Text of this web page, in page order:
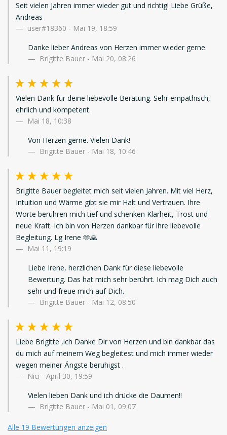
Seit vielen Jahren immer wieder gut und richtig! Liebe Grüße,
Andreas
user#18360 - Mai 19, 18:59
Danke lieber Andreas von Herzen immer wieder gerne.
Brigitte Bauer - Mai 20, 08:26
Vielen Dank für deine liebevolle Beratung. Sehr empathisch,
ehrlich und kompetent.
Mai 18, 10:38
Von Herzen gerne. Vielen Dank!
Brigitte Bauer - Mai 18, 10:46
Brigitte Bauer begleitet mich seit vielen Jahren. Mit viel Herz,
Intuition und Wärme gibt sie mir Halt und Vertrauen. Ihre
Worte berühren mich tief und schenken Klarheit, Trost und
neue Kraft. Ich bin von Herzen dankbar für ihre liebevolle
Begleitung. Lg Irene 🫶🙏
Mai 11, 19:19
Liebe Irene, herzlichen Dank für diese liebevolle
Bewertung. Das hat mich sehr berührt. Ich mag Dich auch
sehr und freue mich auf Dich.
Brigitte Bauer - Mai 12, 08:50
Liebe Brigitte ,ich Danke Dir von Herzen und bin dankbar das
du mich auf meinem Weg begleitest und mich immer wieder
wegen meiner Ängste beruhigst .
Nici - April 30, 19:59
Vielen lieben Dank und ich drücke die Daumen!!
Brigitte Bauer - Mai 01, 09:07
Alle 19 Bewertungen anzeigen